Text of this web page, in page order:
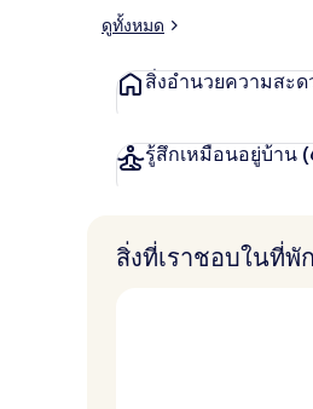
ดูทั้งหมด
สิ่งอำนวยความสะ
รู้สึกเหมือนอยู่บ้าน
สิ่งที่เราชอบในที่พั